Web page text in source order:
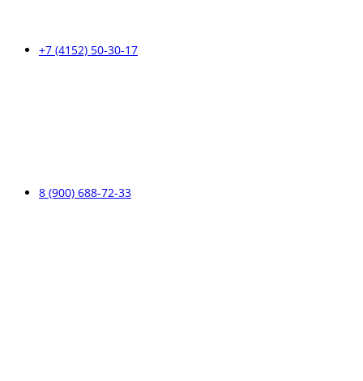
+7 (4152) 50-30-17
8 (900) 688-72-33